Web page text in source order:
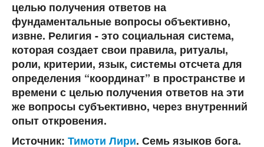
целью получения ответов на
фундаментальные вопросы объективно,
извне. Религия - это социальная система,
которая создает свои правила, ритуалы,
роли, критерии, язык, системы отсчета для
определения “координат” в пространстве и
времени с целью получения ответов на эти
же вопросы субъективно, через внутренний
опыт откровения.
Источник: Тимоти Лири. Семь языков бога.